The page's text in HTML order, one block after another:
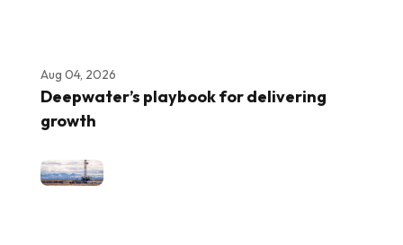
Aug 04, 2026
Deepwater’s playbook for delivering
growth